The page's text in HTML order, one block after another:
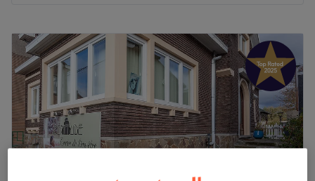
Dinsdag
09:00–21:00
Woensdag
09:00–21:00
Donderdag
09:00–21:00
Vrijdag
09:00–21:00
Zaterdag
09:00
21:00
Zondag
09:00– 18:00
Congres, dans le centre de Mons. Massages au top,